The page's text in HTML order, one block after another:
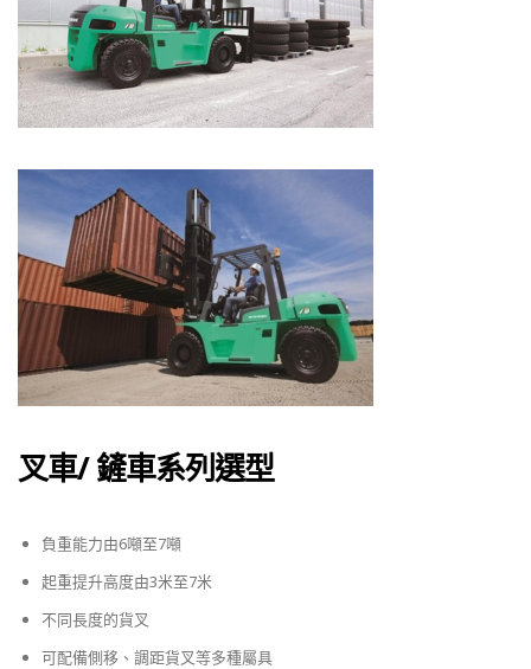
叉車/ 鏟車系列選型
負重能力由6噸至7噸
起重提升高度由3米至7米
不同長度的貨叉
可配備側移、調距貨叉等多種屬具